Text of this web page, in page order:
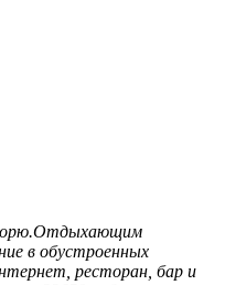
в обустроенных
ресторан, бар и